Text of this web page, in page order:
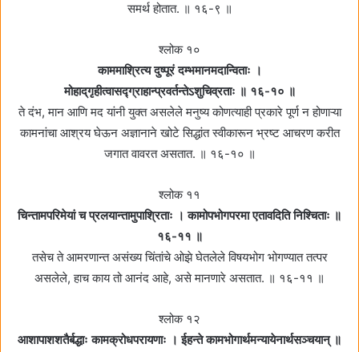
समर्थ होतात. ॥ १६-९ ॥
श्लोक १०
काममाश्रित्य दुष्पूरं दम्भमानमदान्विताः ।
मोहाद्‌गृहीत्वासद्ग्राहान्प्रवर्तन्तेऽशुचिव्रताः ॥ १६-१० ॥
ते दंभ, मान आणि मद यांनी युक्त असलेले मनुष्य कोणत्याही प्रकारे पूर्ण न होणाऱ्या
कामनांचा आश्रय घेऊन अज्ञानाने खोटे सिद्धांत स्वीकारून भ्रष्ट आचरण करीत
जगात वावरत असतात. ॥ १६-१० ॥
श्लोक ११
चिन्तामपरिमेयां च प्रलयान्तामुपाश्रिताः । कामोपभोगपरमा एतावदिति निश्चिताः ॥
१६-११ ॥
तसेच ते आमरणान्त असंख्य चिंतांचे ओझे घेतलेले विषयभोग भोगण्यात तत्पर
असलेले, हाच काय तो आनंद आहे, असे मानणारे असतात. ॥ १६-११ ॥
श्लोक १२
आशापाशशतैर्बद्धाः कामक्रोधपरायणाः । ईहन्ते कामभोगार्थमन्यायेनार्थसञ्चयान्‌ ॥